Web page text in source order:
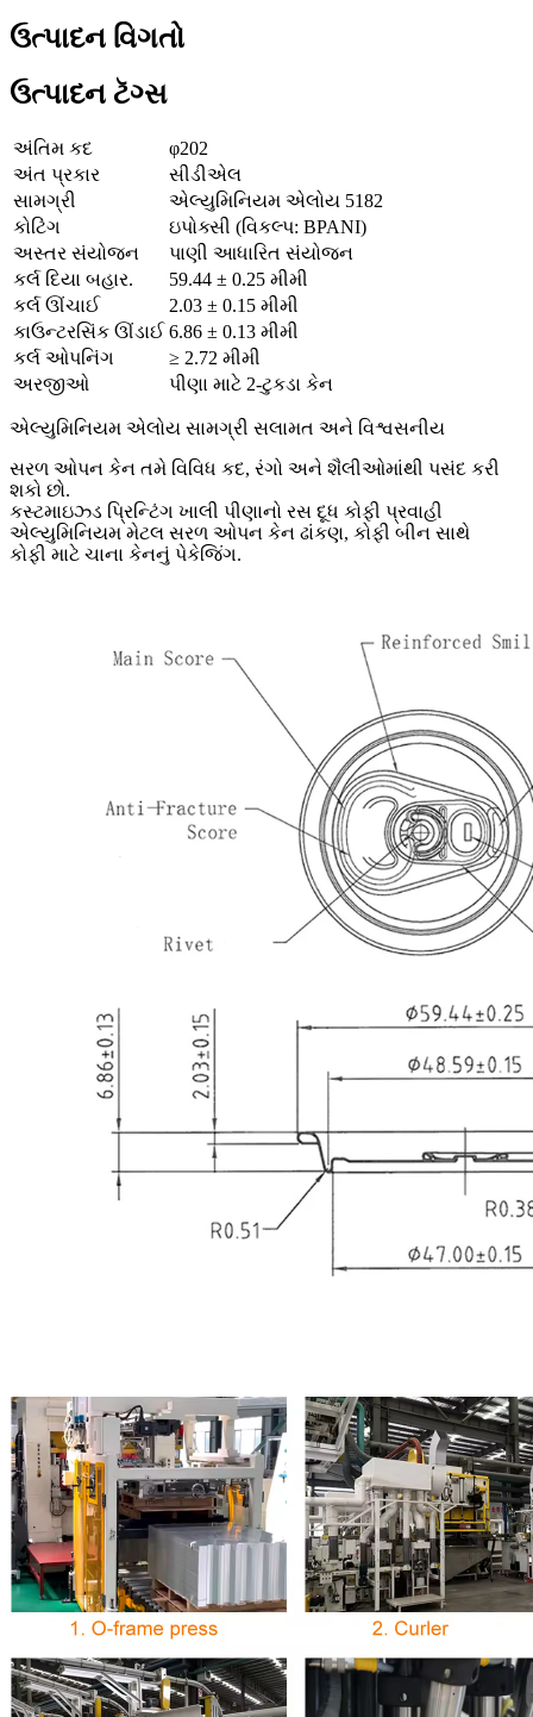
ઉત્પાદન વિગતો
ઉત્પાદન ટૅગ્સ
અંતિમ કદ
φ202
અંત પ્રકાર
સીડીએલ
સામગ્રી
એલ્યુમિનિયમ એલોય 5182
કોટિંગ
ઇપોક્સી (વિકલ્પ: BPANI)
અસ્તર સંયોજન
પાણી આધારિત સંયોજન
કર્લ દિયા બહાર.
59.44 ± 0.25 મીમી
કર્લ ઊંચાઈ
2.03 ± 0.15 મીમી
કાઉન્ટરસિંક ઊંડાઈ 6.86 ± 0.13 મીમી
કર્લ ઓપનિંગ
≥ 2.72 મીમી
અરજીઓ
પીણા માટે 2-ટુકડા કેન
એલ્યુમિનિયમ એલોય સામગ્રી સલામત અને વિશ્વસનીય
સરળ ઓપન કેન તમે વિવિધ કદ, રંગો અને શૈલીઓમાંથી પસંદ કરી
શકો છો.
કસ્ટમાઇઝ્ડ પ્રિન્ટિંગ ખાલી પીણાનો રસ દૂધ કોફી પ્રવાહી
એલ્યુમિનિયમ મેટલ સરળ ઓપન કેન ઢાંકણ, કોફી બીન સાથે
કોફી માટે ચાના કેનનું પેકેજિંગ.